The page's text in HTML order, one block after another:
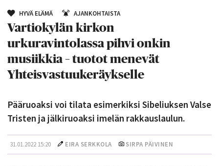
HYVÄ ELÄMÄ AJANKOHTAISTA
Vartiokylän kirkon
urkuravintolassa pihvi onkin
musiikkia – tuotot menevät
Yhteisvastuukeräykselle
Pääruoaksi voi tilata esimerkiksi Sibeliuksen Valse
Tristen ja jälkiruoaksi imelän rakkauslaulun.
31.01.2022 15:20 EIRA SERKKOLA SIRPA PÄIVINEN